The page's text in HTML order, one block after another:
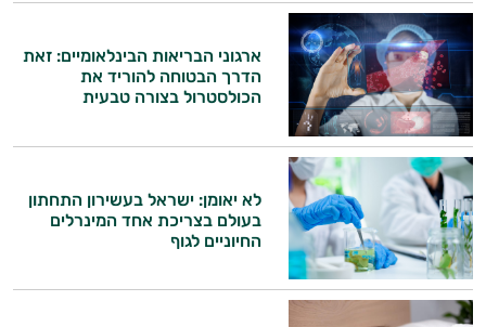
ארגוני הבריאות הבינלאומיים: זאת
הדרך הבטוחה להוריד את
הכולסטרול בצורה טבעית
לא יאומן: ישראל בעשירון התחתון
בעולם בצריכת אחד המינרלים
החיוניים לגוף
אני כאן כדי לעזור לך להתאים את תוספי
התזונה ומוצרי הבריאות המדויקים למטרות
ולמצב הגופני שלך, ולהסביר לך אילו רכיבים
עובדים יחד כדי למקסם תוצאות גם בחיי היום
יום וגם בתחום הכושר והספורט.
המטרה שלי היא להתאים עבורך המלצות
אישיות מבוססות מדעית.
זה הזמן להתחיל. איך אוכל לעזור?